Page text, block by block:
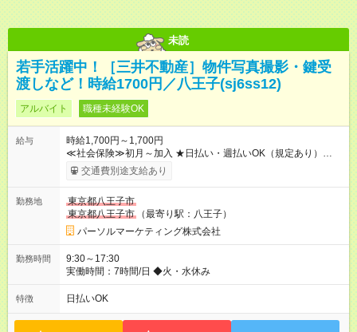
未読
若手活躍中！［三井不動産］物件写真撮影・鍵受
渡しなど！時給1700円／八王子(sj6ss12)
アルバイト 職種未経験OK
給与
時給1,700円～1,700円
≪社会保険≫初月～加入 ★日払い・週払いOK（規定あり）
【試用期間】試用期間なし
交通費別途支給あり
勤務地
東京都八王子市
東京都八王子市
（最寄り駅：八王子）
パーソルマーケティング株式会社
勤務時間
9:30～17:30
実働時間：7時間/日 ◆火・水休み
特徴 日払いOK